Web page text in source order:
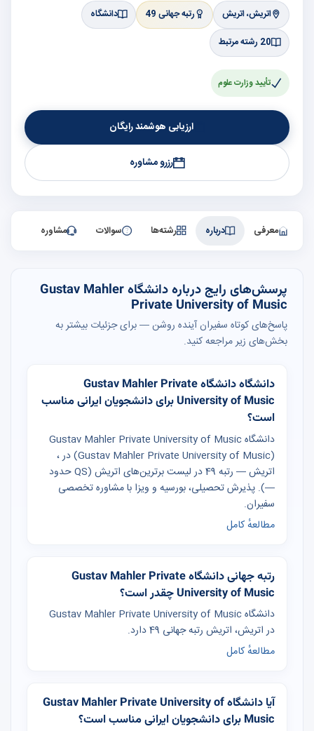
اتریش، اتریش رتبه جهانی 49
دانشگاه
20 رشته مرتبط
تأیید وزارت علوم
ارزیابی هوشمند رایگان
رزرو مشاوره
معرفی درباره رشته‌ها سوالات مشاوره
پرسش‌های رایج درباره دانشگاه Gustav Mahler
Private University of Music
پاسخ‌های کوتاه سفیران آینده روشن — برای جزئیات بیشتر به
بخش‌های زیر مراجعه کنید.
دانشگاه دانشگاه Gustav Mahler Private
University of Music برای دانشجویان ایرانی مناسب
است؟
دانشگاه Gustav Mahler Private University of Music
(Gustav Mahler Private University of Music) در ،
اتریش — رتبه 49 در لیست برترین‌های اتریش (QS حدود
—). پذیرش تحصیلی، بورسیه و ویزا با مشاوره تخصصی
سفیران.
مطالعهٔ کامل
رتبه جهانی دانشگاه Gustav Mahler Private
University of Music چقدر است؟
دانشگاه Gustav Mahler Private University of Music
در اتریش، اتریش رتبه جهانی 49 دارد.
مطالعهٔ کامل
آیا دانشگاه Gustav Mahler Private University of
Music برای دانشجویان ایرانی مناسب است؟